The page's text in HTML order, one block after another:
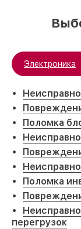
Электроника
Поломка
Поломка
перегрузок